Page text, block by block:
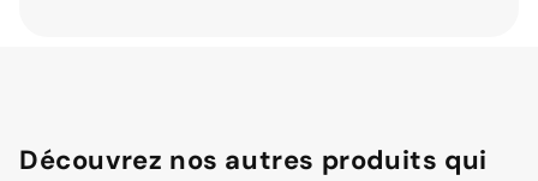
Découvrez nos autres produits qui